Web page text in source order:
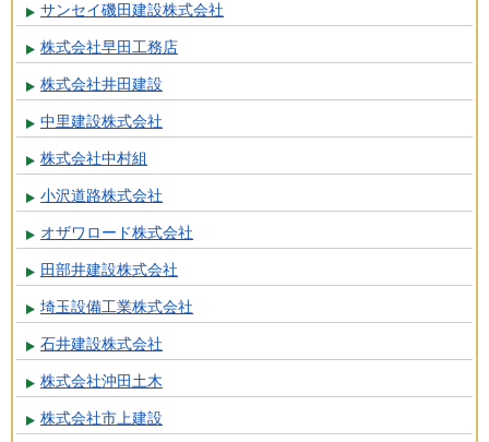
サンセイ磯田建設株式会社
株式会社早田工務店
株式会社井田建設
中里建設株式会社
株式会社中村組
小沢道路株式会社
オザワロード株式会社
田部井建設株式会社
埼玉設備工業株式会社
石井建設株式会社
株式会社沖田土木
株式会社市上建設